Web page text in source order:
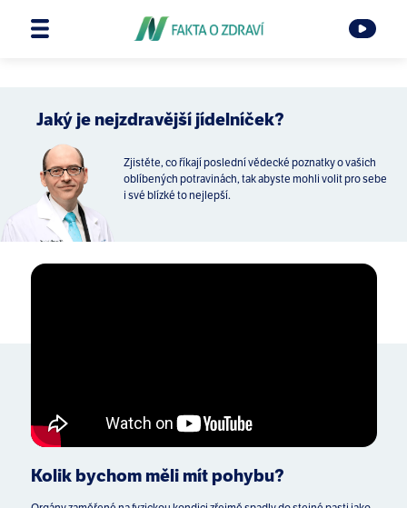
Jaký je nejzdravější jídelníček?
Zjistěte, co říkají poslední vědecké poznatky o vašich
oblíbených potravinách, tak abyste mohli volit pro sebe
i své blízké to nejlepší.
Kolik bychom měli mít pohybu?